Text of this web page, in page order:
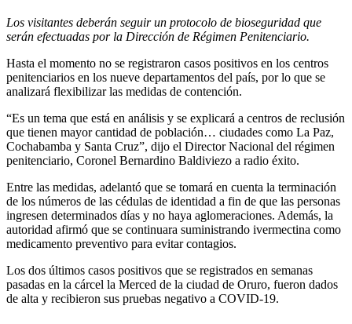
Los visitantes deberán seguir un protocolo de bioseguridad que
serán efectuadas por la Dirección de Régimen Penitenciario.
Hasta el momento no se registraron casos positivos en los centros
penitenciarios en los nueve departamentos del país, por lo que se
analizará flexibilizar las medidas de contención.
“Es un tema que está en análisis y se explicará a centros de reclusión
que tienen mayor cantidad de población… ciudades como La Paz,
Cochabamba y Santa Cruz”, dijo el Director Nacional del régimen
penitenciario, Coronel Bernardino Baldiviezo a radio éxito.
Entre las medidas, adelantó que se tomará en cuenta la terminación
de los números de las cédulas de identidad a fin de que las personas
ingresen determinados días y no haya aglomeraciones. Además, la
autoridad afirmó que se continuara suministrando ivermectina como
medicamento preventivo para evitar contagios.
Los dos últimos casos positivos que se registrados en semanas
pasadas en la cárcel la Merced de la ciudad de Oruro, fueron dados
de alta y recibieron sus pruebas negativo a COVID-19.